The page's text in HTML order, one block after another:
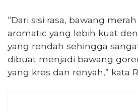
“Dari sisi rasa, bawang
aromatic yang lebih kuat
yang rendah sehingga
dibuat menjadi bawang
yang kres dan renyah,” kata